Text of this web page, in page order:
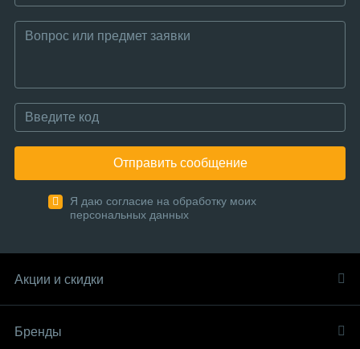
Отправить сообщение
Я даю согласие на обработку моих
персональных данных
Акции и скидки
Бренды